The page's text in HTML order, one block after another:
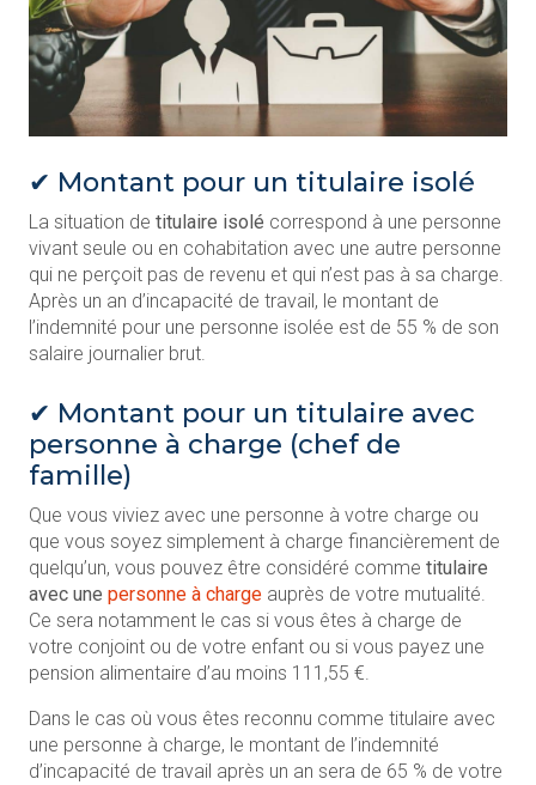
✔ Montant pour un titulaire isolé
La situation de titulaire isolé correspond à une personne
vivant seule ou en cohabitation avec une autre personne
qui ne perçoit pas de revenu et qui n’est pas à sa charge.
Après un an d’incapacité de travail, le montant de
l’indemnité pour une personne isolée est de 55 % de son
salaire journalier brut.
✔ Montant pour un titulaire avec
personne à charge (chef de
famille)
Que vous viviez avec une personne à votre charge ou
que vous soyez simplement à charge financièrement de
quelqu’un, vous pouvez être considéré comme titulaire
avec une personne à charge auprès de votre mutualité.
Ce sera notamment le cas si vous êtes à charge de
votre conjoint ou de votre enfant ou si vous payez une
pension alimentaire d’au moins 111,55 €.
Dans le cas où vous êtes reconnu comme titulaire avec
une personne à charge, le montant de l’indemnité
d’incapacité de travail après un an sera de 65 % de votre